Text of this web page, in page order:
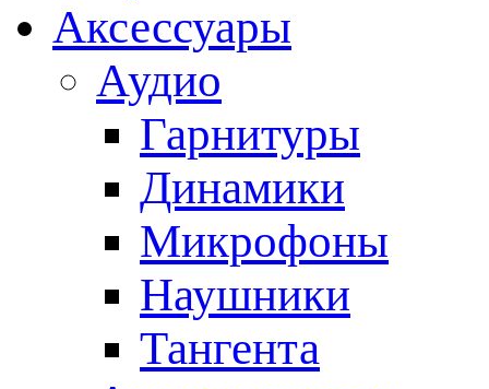
Аксессуары
Аудио
Гарнитуры
Динамики
Микрофоны
Наушники
Тангента